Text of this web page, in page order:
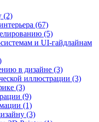
(2)
(67)
(5)
и UI-гайдлайнам
в дизайне (3)
иллюстрации (3)
(3)
(9)
(1)
(3)